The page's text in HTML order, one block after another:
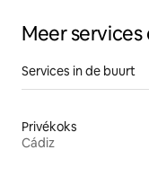
Meer
Services in de buurt
Privékoks
Cádiz